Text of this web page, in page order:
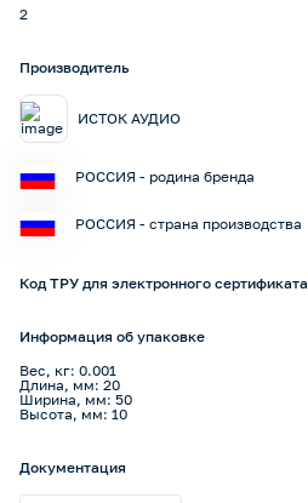
2
Производитель
ИСТОК АУДИО
РОССИЯ - родина бренда
РОССИЯ - страна производства
Код ТРУ для электронного сертификата
Информация об упаковке
Вес, кг: 0.001
Длина, мм: 20
Ширина, мм: 50
Высота, мм: 10
Документация